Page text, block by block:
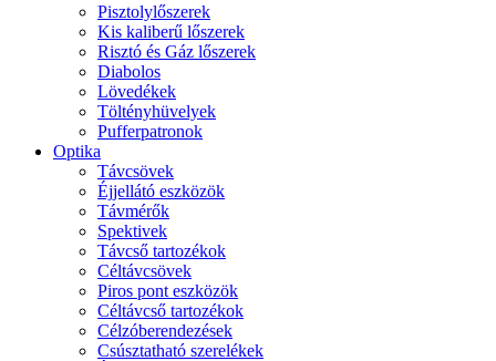
Pisztolylőszerek
Kis kaliberű lőszerek
Risztó és Gáz lőszerek
Diabolos
Lövedékek
Töltényhüvelyek
Pufferpatronok
Optika
Távcsövek
Éjjellátó eszközök
Távmérők
Spektivek
Távcső tartozékok
Céltávcsövek
Piros pont eszközök
Céltávcső tartozékok
Célzóberendezések
Csúsztatható szerelékek